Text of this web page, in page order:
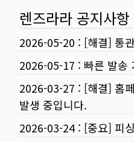
렌즈라라 공지사항
2026-05-20 : [해결] 통
2026-05-17 : 빠른 발송
2026-03-27 : [해결] 홈
발생 중입니다.
2026-03-24: [중요] 피